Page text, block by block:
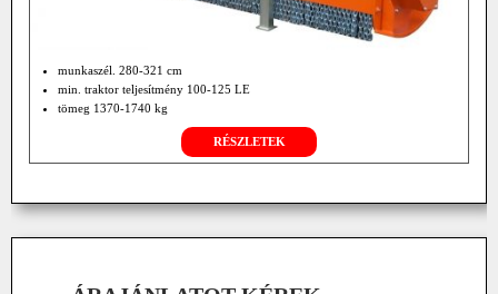
munkaszél. 280-321 cm
min. traktor teljesítmény 100-125 LE
tömeg 1370-1740 kg
RÉSZLETEK